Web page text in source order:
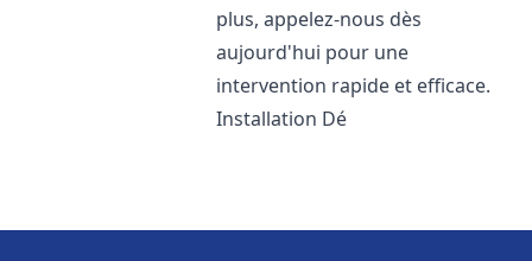
plus, appelez-nous dès
aujourd'hui pour une
intervention rapide et efficace.
Installation Dé